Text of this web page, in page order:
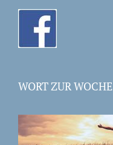
WORT ZUR WOCHE